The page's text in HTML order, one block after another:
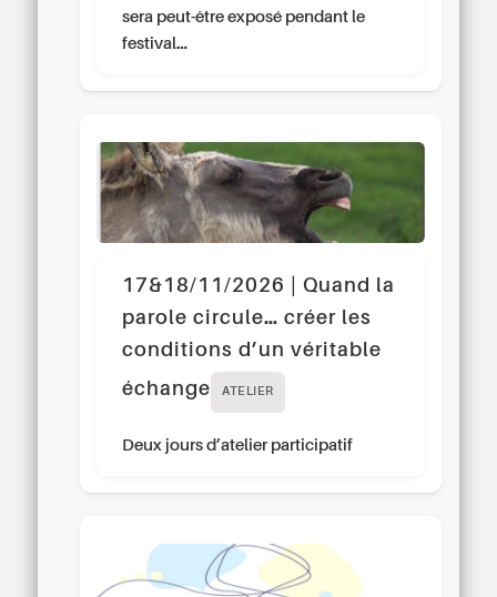
sera peut-être exposé pendant le
festival…
17&18/11/2026 | Quand la
parole circule… créer les
conditions d’un véritable
échange
ATELIER
Deux jours d’atelier participatif